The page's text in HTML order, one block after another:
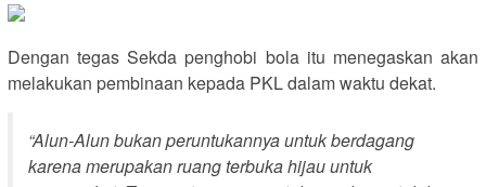
Dengan tegas Sekda penghobi bola itu menegaskan akan
melakukan pembinaan kepada PKL dalam waktu dekat.
“Alun-Alun bukan peruntukannya untuk berdagang
karena merupakan ruang terbuka hijau untuk